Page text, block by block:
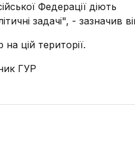
Федерації діють
задачі", - зазначив
цій території.
ГУР